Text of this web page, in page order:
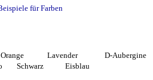
für Farben
Lavender D-Aubergine
Schwarz Eisblau